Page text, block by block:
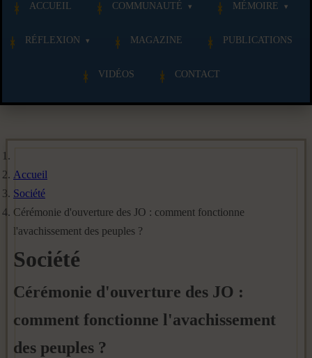
ACCUEIL COMMUNAUTÉ MÉMOIRE
RÉFLEXION MAGAZINE PUBLICATIONS
VIDÉOS CONTACT
Accueil
Société
Cérémonie d'ouverture des JO : comment fonctionne
l'avachissement des peuples ?
Société
Cérémonie d'ouverture des JO :
comment fonctionne l'avachissement
des peuples ?